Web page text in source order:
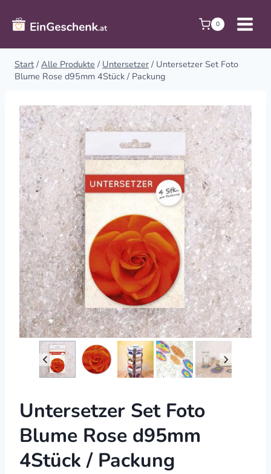
Inhalt
springen
0
Start / Alle Produkte / Untersetzer / Untersetzer Set Foto
Blume Rose d95mm 4Stück / Packung
Untersetzer Set Foto
Blume Rose d95mm
4Stück / Packung